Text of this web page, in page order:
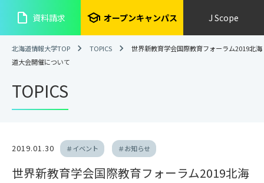
insert_drive_file 資料請求 school オープンキャンパス J Scope
北海道情報大学TOP TOPICS
世界新教育学会国際教育フォーラム2019北海
道大会開催について
TOPICS
2019.01.30 ＃イベント ＃お知らせ
世界新教育学会国際教育フォーラム2019北海